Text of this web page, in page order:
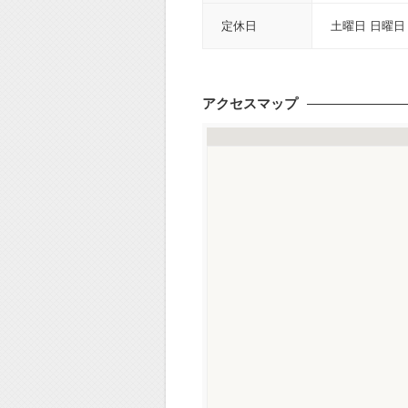
定休日 土曜日 日曜日
アクセスマップ